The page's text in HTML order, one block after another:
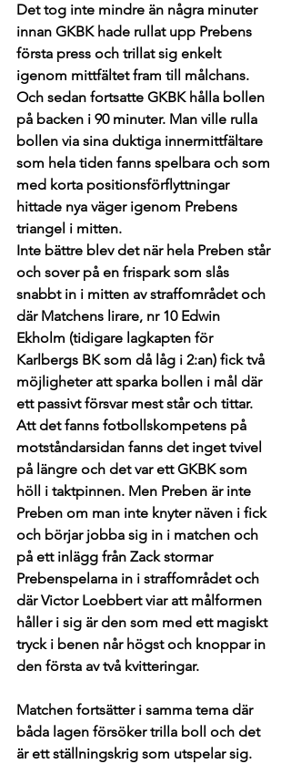
Det tog inte mindre än några minuter
innan GKBK hade rullat upp Prebens
första press och trillat sig enkelt
igenom mittfältet fram till målchans.
Och sedan fortsatte GKBK hålla bollen
på backen i 90 minuter. Man ville rulla
bollen via sina duktiga innermittfältare
som hela tiden fanns spelbara och som
med korta positionsförflyttningar
hittade nya väger igenom Prebens
triangel i mitten.
Inte bättre blev det när hela Preben står
och sover på en frispark som slås
snabbt in i mitten av straffområdet och
där Matchens lirare, nr 10 Edwin
Ekholm (tidigare lagkapten för
Karlbergs BK som då låg i 2:an) fick två
möjligheter att sparka bollen i mål där
ett passivt försvar mest står och tittar.
Att det fanns fotbollskompetens på
motståndarsidan fanns det inget tvivel
på längre och det var ett GKBK som
höll i taktpinnen. Men Preben är inte
Preben om man inte knyter näven i fick
och börjar jobba sig in i matchen och
på ett inlägg från Zack stormar
Prebenspelarna in i straffområdet och
där Victor Loebbert viar att målformen
håller i sig är den som med ett magiskt
tryck i benen når högst och knoppar in
den första av två kvitteringar.
Matchen fortsätter i samma tema där
båda lagen försöker trilla boll och det
är ett ställningskrig som utspelar sig.